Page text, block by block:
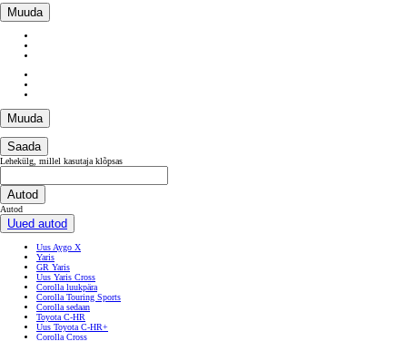
Muuda
Muuda
Saada
Lehekülg, millel kasutaja klõpsas
Autod
Autod
Uued autod
Uus Aygo X
Yaris
GR Yaris
Uus Yaris Cross
Corolla luukpära
Corolla Touring Sports
Corolla sedaan
Toyota C-HR
Uus Toyota C-HR+
Corolla Cross